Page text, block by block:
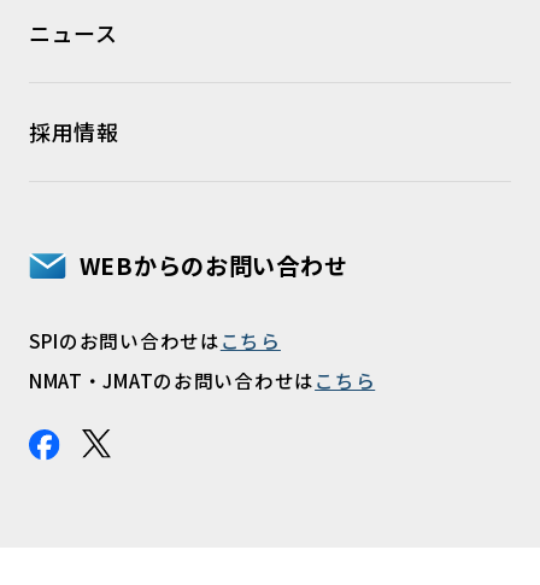
ニュース
採用情報
WEBからのお問い合わせ
SPIのお問い合わせはこちら
NMAT・JMATのお問い合わせはこちら